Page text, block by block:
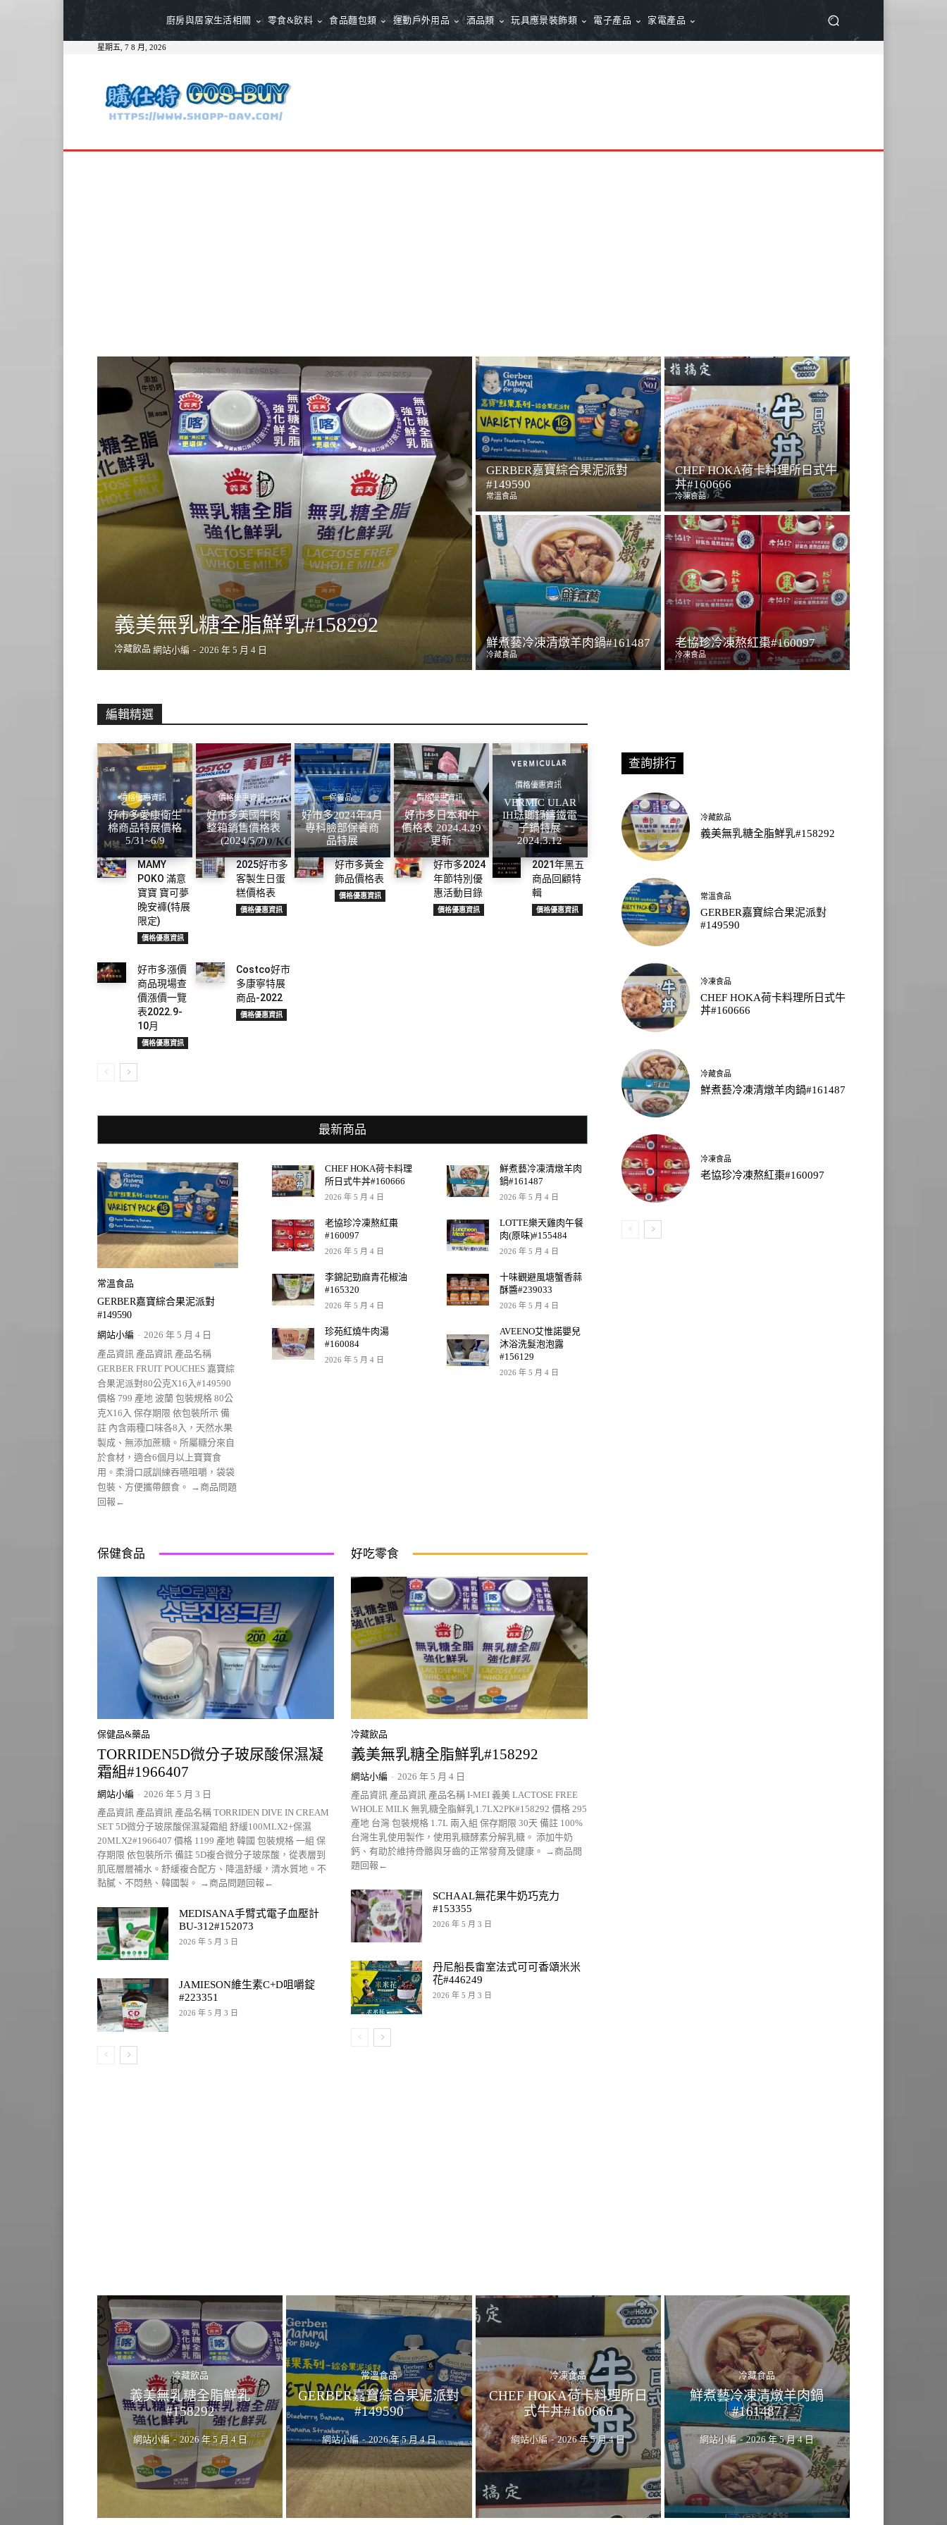
廚房與居家生活相關 零食&飲料 食品麵包類 運動戶外用品 酒品類 玩具應景裝飾類 電子產品 家電產品
星期五, 7 8 月, 2026
義美無乳糖全脂鮮乳#158292
冷藏飲品 網站小編 - 2026 年 5 月 4 日
GERBER嘉寶綜合果泥派對
#149590
常溫食品
CHEF HOKA荷卡料理所日式牛
丼#160666
冷凍食品
鮮煮藝冷凍清燉羊肉鍋#161487
冷藏食品
老協珍冷凍熬紅棗#160097
冷凍食品
編輯精選
價格優惠資訊
好市多愛康衛生
棉商品特展價格
5/31~6/9
價格優惠資訊
好市多美國牛肉
整箱銷售價格表
(2024/5/7)
保養品
好市多2024年4月
專科臉部保養商
品特展
價格優惠資訊
好市多日本和牛
價格表 2024.4.29
更新
價格優惠資訊
VERMIC ULAR
IH琺瑯鍋鑄鐵電
子鍋特展
2024.3.12
MAMY
POKO 滿意
寶寶 寶可夢
晚安褲(特展
限定)
價格優惠資訊
2025好市多
客製生日蛋
糕價格表
價格優惠資訊
好市多黃金
飾品價格表
價格優惠資訊
好市多2024
年節特別優
惠活動目錄
價格優惠資訊
2021年黑五
商品回顧特
輯
價格優惠資訊
好市多漲價
商品現場查
價漲價一覽
表2022.9-
10月
價格優惠資訊
Costco好市
多康寧特展
商品-2022
價格優惠資訊
最新商品
常溫食品
GERBER嘉寶綜合果泥派對
#149590
網站小編 - 2026 年 5 月 4 日
產品資訊 產品資訊 產品名稱
GERBER FRUIT POUCHES 嘉寶綜
合果泥派對80公克X16入#149590
價格 799 產地 波蘭 包裝規格 80公
克X16入 保存期限 依包裝所示 備
註 內含兩種口味各8入，天然水果
製成、無添加蔗糖。所屬糖分來自
於食材，適合6個月以上寶寶食
用。柔滑口感訓練吞嚥咀嚼，袋袋
包裝、方便攜帶餵食。 →商品問題
回報←
CHEF HOKA荷卡料理
所日式牛丼#160666
2026 年 5 月 4 日
鮮煮藝冷凍清燉羊肉
鍋#161487
2026 年 5 月 4 日
老協珍冷凍熬紅棗
#160097
2026 年 5 月 4 日
LOTTE樂天雞肉午餐
肉(原味)#155484
2026 年 5 月 4 日
李錦記勁麻青花椒油
#165320
2026 年 5 月 4 日
十味觀避風塘蟹香蒜
酥醬#239033
2026 年 5 月 4 日
珍苑紅燒牛肉湯
#160084
2026 年 5 月 4 日
AVEENO艾惟諾嬰兒
沐浴洗髮泡泡露
#156129
2026 年 5 月 4 日
保健食品
保健品&藥品
TORRIDEN5D微分子玻尿酸保濕凝
霜組#1966407
網站小編 - 2026 年 5 月 3 日
產品資訊 產品資訊 產品名稱 TORRIDEN DIVE IN CREAM
SET 5D微分子玻尿酸保濕凝霜組 舒緩100MLX2+保濕
20MLX2#1966407 價格 1199 產地 韓國 包裝規格 一組 保
存期限 依包裝所示 備註 5D複合微分子玻尿酸，從表層到
肌底層層補水。舒緩複合配方、降溫舒緩，清水質地。不
黏膩、不悶熱、韓國製。 →商品問題回報←
MEDISANA手臂式電子血壓計
BU-312#152073
2026 年 5 月 3 日
JAMIESON維生素C+D咀嚼錠
#223351
2026 年 5 月 3 日
好吃零食
冷藏飲品
義美無乳糖全脂鮮乳#158292
網站小編 - 2026 年 5 月 4 日
產品資訊 產品資訊 產品名稱 I-MEI 義美 LACTOSE FREE
WHOLE MILK 無乳糖全脂鮮乳1.7LX2PK#158292 價格 295
產地 台灣 包裝規格 1.7L 兩入組 保存期限 30天 備註 100%
台灣生乳使用製作，使用乳糖酵素分解乳糖。 添加牛奶
鈣、有助於維持骨骼與牙齒的正常發育及健康。 →商品問
題回報←
SCHAAL無花果牛奶巧克力
#153355
2026 年 5 月 3 日
丹尼船長畬室法式可可香頌米米
花#446249
2026 年 5 月 3 日
查詢排行
冷藏飲品
義美無乳糖全脂鮮乳#158292
常溫食品
GERBER嘉寶綜合果泥派對
#149590
冷凍食品
CHEF HOKA荷卡料理所日式牛
丼#160666
冷藏食品
鮮煮藝冷凍清燉羊肉鍋#161487
冷凍食品
老協珍冷凍熬紅棗#160097
冷藏飲品
義美無乳糖全脂鮮乳
#158292
網站小編 - 2026 年 5 月 4 日
常溫食品
GERBER嘉寶綜合果泥派對
#149590
網站小編 - 2026 年 5 月 4 日
冷凍食品
CHEF HOKA荷卡料理所日
式牛丼#160666
網站小編 - 2026 年 5 月 4 日
冷藏食品
鮮煮藝冷凍清燉羊肉鍋
#161487
網站小編 - 2026 年 5 月 4 日